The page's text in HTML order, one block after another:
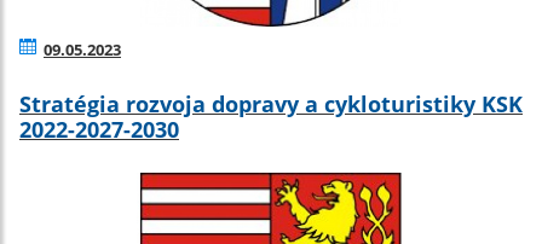
09.05.2023
Stratégia rozvoja dopravy a cykloturistiky KSK
2022-2027-2030